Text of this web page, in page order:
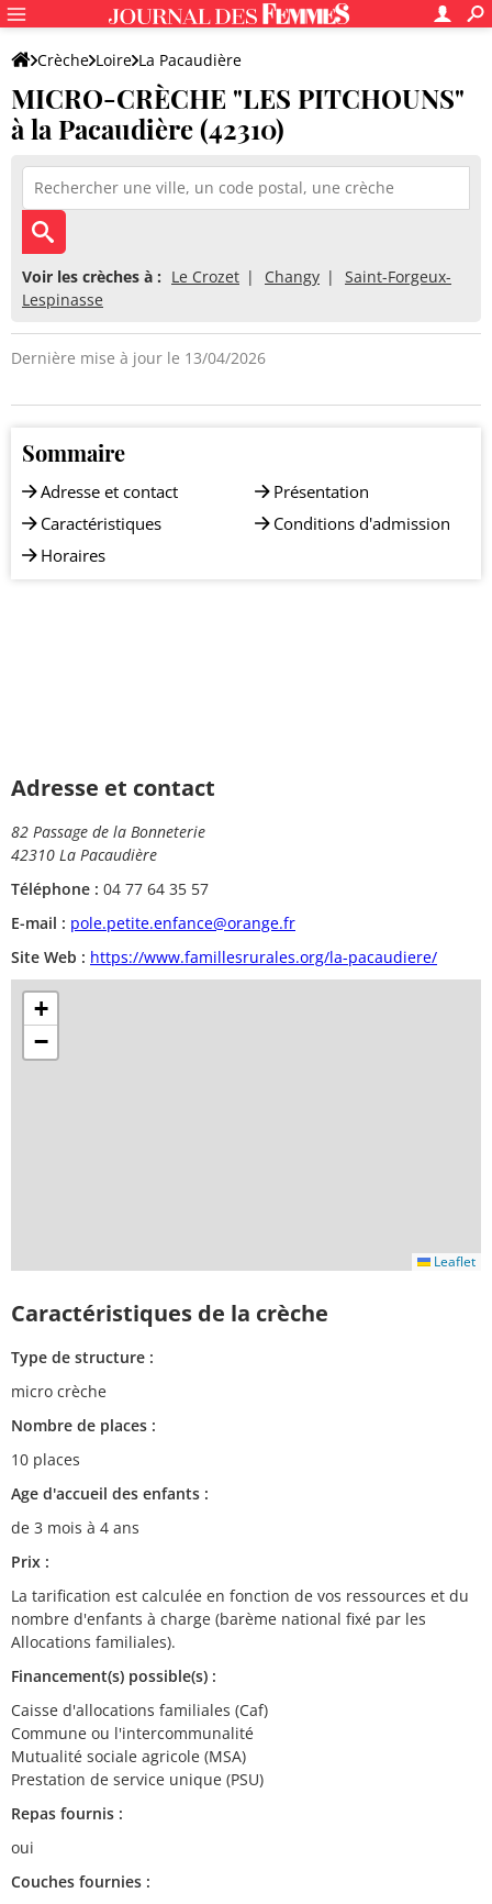
Crèche Loire La Pacaudière
MICRO-CRÈCHE "LES PITCHOUNS"
MICRO-CRÈCHE "LES PITCHOUNS"
à la Pacaudière (42310)
Voir les crèches à : Le Crozet Changy
Saint-Forgeux-
Lespinasse
Dernière mise à jour le 13/04/2026
Sommaire
Adresse et contact
Caractéristiques
Horaires
Présentation
Conditions d'admission
Adresse et contact
82 Passage de la Bonneterie
42310 La Pacaudière
Téléphone : 04 77 64 35 57
E-mail : pole.petite.enfance@orange.fr
Site Web : https://www.famillesrurales.org/la-pacaudiere/
+
−
Leaflet
Caractéristiques de la crèche
Type de structure :
micro crèche
Nombre de places :
10 places
Age d'accueil des enfants :
de 3 mois à 4 ans
Prix :
La tarification est calculée en fonction de vos ressources et du
nombre d'enfants à charge (barème national fixé par les
Allocations familiales).
Financement(s) possible(s) :
Caisse d'allocations familiales (Caf)
Commune ou l'intercommunalité
Mutualité sociale agricole (MSA)
Prestation de service unique (PSU)
Repas fournis :
oui
Couches fournies :